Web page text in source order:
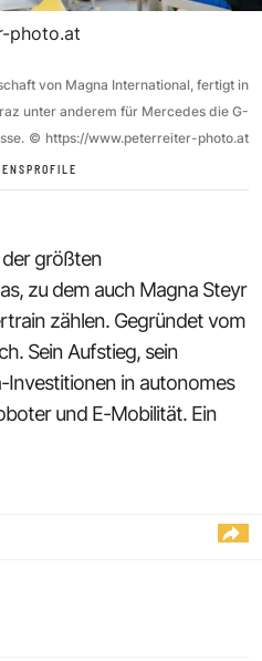
photo.at
von Magna International, fertigt in
unter anderem für Mercedes die G-
© https://www.peterreiter-photo.at
größten
zu dem auch Magna Steyr
zählen. Gegründet vom
Sein Aufstieg, sein
Investitionen in autonomes
und E-Mobilität. Ein